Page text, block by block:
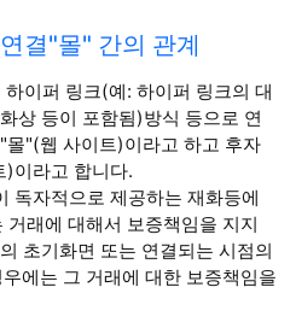
결"몰" 간의 관계
이퍼 링크(예: 하이퍼 링크의 대
상 등이 포함됨)방식 등으로 연
몰"(웹 사이트)이라고 하고 후자
)이라고 합니다.
독자적으로 제공하는 재화등에
래에 대해서 보증책임을 지지
초기화면 또는 연결되는 시점의
에는 그 거래에 대한 보증책임을